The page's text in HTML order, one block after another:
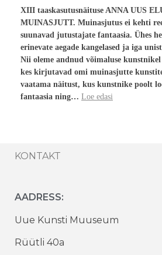
XIII taaskasutusnäituse ANNA UUS
MUINASJUTT. Muinasjutus ei kehti
suunavad jutustajate fantaasia. Ühes
erinevate aegade kangelased ja iga
Nii oleme andnud võimaluse
kes kirjutavad omi muinasjutte
vaatama näitust, kus kunstnike poolt
fantaasia ning… Loe edasi
KONTAKT
AADRESS:
Uue Kunsti Muuseum
Rüütli 40a